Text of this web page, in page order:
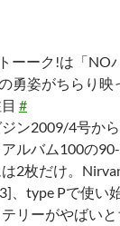
ーーク!は「NO
勇姿がちらり映
#
ン2009/4号か
ルバム100の
2枚だけ。
、type Pで使い
リーがやばい